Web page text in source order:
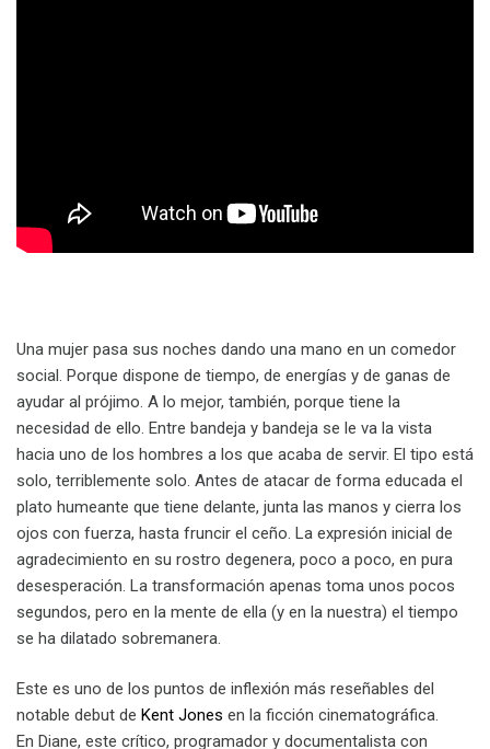
Una mujer pasa sus noches dando una mano en un comedor
social. Porque dispone de tiempo, de energías y de ganas de
ayudar al prójimo. A lo mejor, también, porque tiene la
necesidad de ello. Entre bandeja y bandeja se le va la vista
hacia uno de los hombres a los que acaba de servir. El tipo está
solo, terriblemente solo. Antes de atacar de forma educada el
plato humeante que tiene delante, junta las manos y cierra los
ojos con fuerza, hasta fruncir el ceño. La expresión inicial de
agradecimiento en su rostro degenera, poco a poco, en pura
desesperación. La transformación apenas toma unos pocos
segundos, pero en la mente de ella (y en la nuestra) el tiempo
se ha dilatado sobremanera.
Este es uno de los puntos de inflexión más reseñables del
notable debut de Kent Jones en la ficción cinematográfica.
En Diane, este crítico, programador y documentalista con